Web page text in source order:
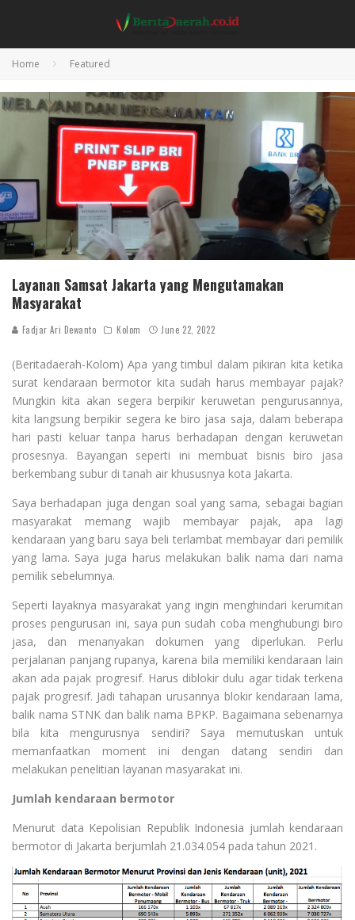
Home Featured
Layanan Samsat Jakarta yang Mengutamakan
Masyarakat
Fadjar Ari Dewanto Kolom June 22, 2022
(Beritadaerah-Kolom) Apa yang timbul dalam pikiran kita ketika
surat kendaraan bermotor kita sudah harus membayar pajak?
Mungkin kita akan segera berpikir keruwetan pengurusannya,
kita langsung berpikir segera ke biro jasa saja, dalam beberapa
hari pasti keluar tanpa harus berhadapan dengan keruwetan
prosesnya. Bayangan seperti ini membuat bisnis biro jasa
berkembang subur di tanah air khususnya kota Jakarta.
Saya berhadapan juga dengan soal yang sama, sebagai bagian
masyarakat memang wajib membayar pajak, apa lagi
kendaraan yang baru saya beli terlambat membayar dari pemilik
yang lama. Saya juga harus melakukan balik nama dari nama
pemilik sebelumnya.
Seperti layaknya masyarakat yang ingin menghindari kerumitan
proses pengurusan ini, saya pun sudah coba menghubungi biro
jasa, dan menanyakan dokumen yang diperlukan. Perlu
perjalanan panjang rupanya, karena bila memiliki kendaraan lain
akan ada pajak progresif. Harus diblokir dulu agar tidak terkena
pajak progresif. Jadi tahapan urusannya blokir kendaraan lama,
balik nama STNK dan balik nama BPKP. Bagaimana sebenarnya
bila kita mengurusnya sendiri? Saya memutuskan untuk
memanfaatkan moment ini dengan datang sendiri dan
melakukan penelitian layanan masyarakat ini.
Jumlah kendaraan bermotor
Menurut data Kepolisian Republik Indonesia jumlah kendaraan
bermotor di Jakarta berjumlah 21.034.054 pada tahun 2021.